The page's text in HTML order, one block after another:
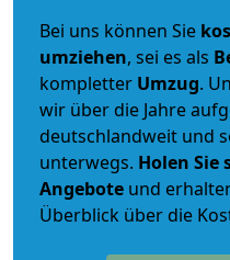
Bei uns können Sie
umziehen, sei es als
kompletter Umzug.
wir über die Jahre
deutschlandweit und
unterwegs. Holen Sie
Angebote und
Überblick über die